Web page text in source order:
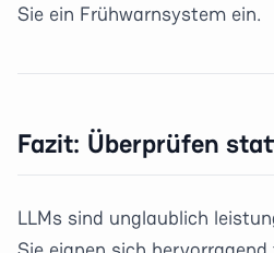
Sie ein Frühwarnsystem ein.
Fazit: Überprüfen
LLMs sind unglaublich